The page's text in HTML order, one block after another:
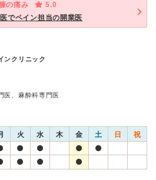
膝の痛み
5.0
でペイン担当の開業医
ンクリニック
医、麻酔科専門医
火 水 木 金 土 日 祝